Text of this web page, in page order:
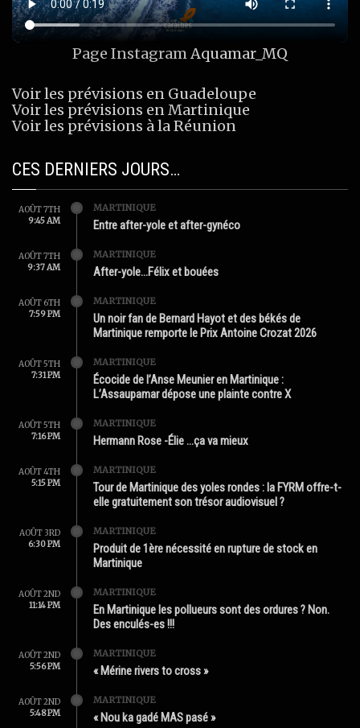
Page InstagramAquamar_MQ
Voir les prévisions en Guadeloupe
Voir les prévisions en Martinique
Voir les prévisions à la Réunion
CES DERNIERS JOURS…
AOÛT 7TH
9:45 AM
MARTINIQUE
Entre after-yole et after-gynéco
AOÛT 7TH
9:37 AM
MARTINIQUE
After-yole…Félix et bouées
AOÛT 6TH
7:59 PM
MARTINIQUE
Un noir fan de Bernard Hayot et des békés de
Martinique remporte le Prix Antoine Crozat 2026
AOÛT 5TH
7:31 PM
MARTINIQUE
Écocide de l’Anse Meunier en Martinique :
L’Assaupamar dépose une plainte contre X
AOÛT 5TH
7:16 PM
MARTINIQUE
Hermann Rose -Élie …ça va mieux
AOÛT 4TH
5:15 PM
MARTINIQUE
Tour de Martinique des yoles rondes : la FYRM offre-t-
elle gratuitement son trésor audiovisuel ?
AOÛT 3RD
6:30 PM
MARTINIQUE
Produit de 1ère nécessité en rupture de stock en
Martinique
AOÛT 2ND
11:14 PM
MARTINIQUE
En Martinique les pollueurs sont des ordures ? Non.
Des enculés-es !!!
AOÛT 2ND
5:56 PM
MARTINIQUE
« Mérine rivers to cross »
AOÛT 2ND
5:48 PM
MARTINIQUE
« Nou ka gadé MAS pasé »